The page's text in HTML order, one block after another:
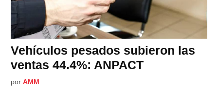
Vehículos pesados subieron las
ventas 44.4%: ANPACT
por AMM